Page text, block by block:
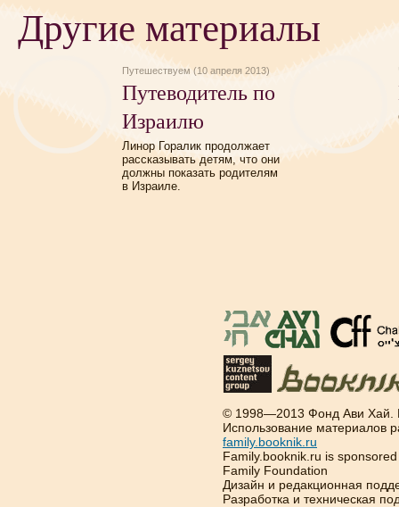
Другие материалы
Путешествуем (10 апреля 2013)
Путеводитель по
Израилю
Линор Горалик продолжает
рассказывать детям, что они
должны показать родителям
в Израиле.
© 1998—2013 Фонд Ави Хай.
Использование материалов
family.booknik.ru
Family.booknik.ru is
Family Foundation
Дизайн и редакционная
Разработка и техническая